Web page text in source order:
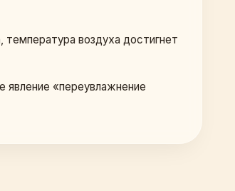
воздуха достигнет
явление «переувлажнение